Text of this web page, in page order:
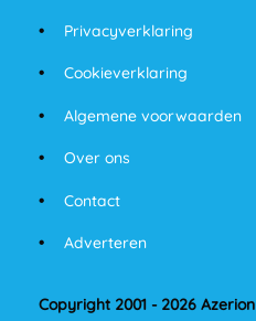
Privacyverklaring
Cookieverklaring
Algemene voorwaarden
Over ons
Contact
Adverteren
Copyright 2001 - 2026 Azerion